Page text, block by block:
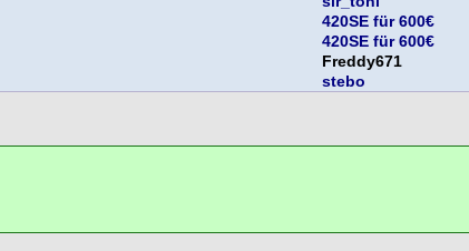
420SE für 600€
420SE für 600€
Freddy671
stebo